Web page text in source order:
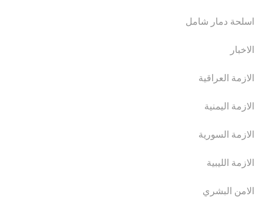
اسلحة دمار شامل
الاخبار
الازمة العراقية
الازمة اليمنية
الازمة السورية
الازمة الليبية
الامن البشري